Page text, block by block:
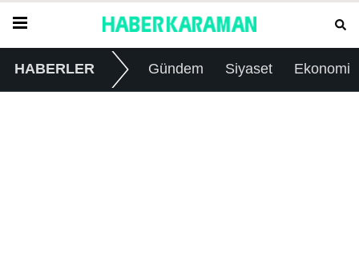
HABERLER Gündem Siyaset Ekonomi